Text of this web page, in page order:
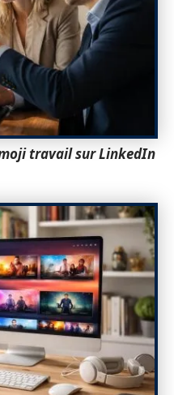
travail sur LinkedIn